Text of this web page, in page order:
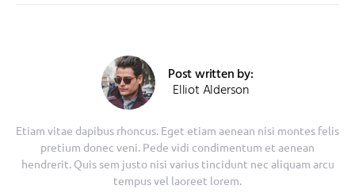
Post written by:
Elliot Alderson
Etiam vitae dapibus rhoncus. Eget etiam aenean nisi montes felis
pretium donec veni. Pede vidi condimentum et aenean
hendrerit. Quis sem justo nisi varius tincidunt nec aliquam arcu
tempus vel laoreet lorem.